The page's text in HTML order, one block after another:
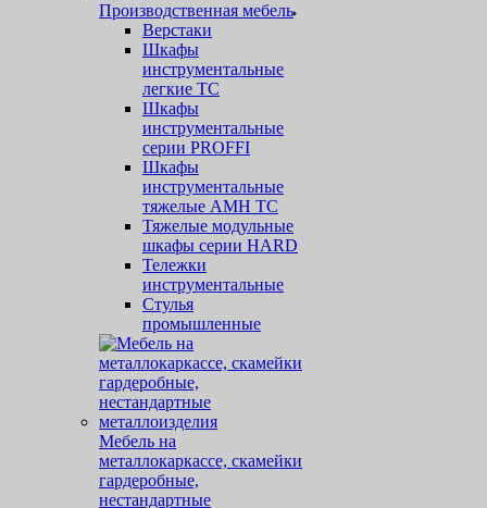
Производственная мебель
Верстаки
Шкафы
инструментальные
легкие ТС
Шкафы
инструментальные
серии PROFFI
Шкафы
инструментальные
тяжелые AMH TC
Тяжелые модульные
шкафы серии HARD
Тележки
инструментальные
Стулья
промышленные
Мебель на
металлокаркассе, скамейки
гардеробные,
нестандартные